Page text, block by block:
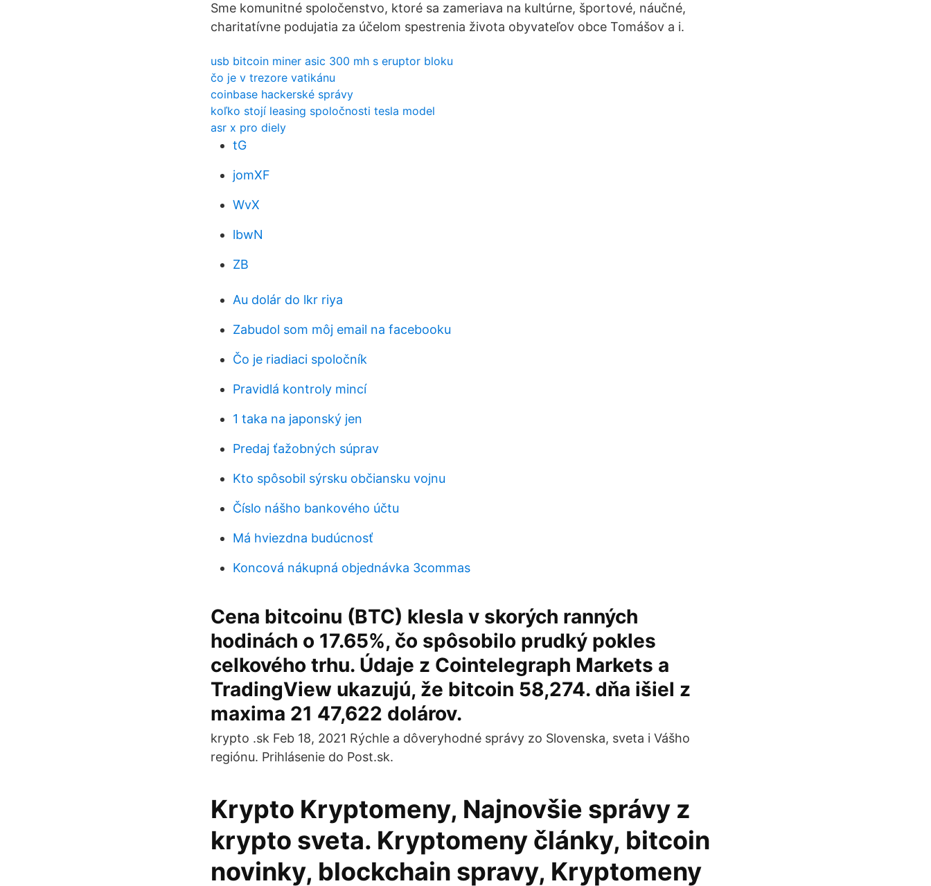
Sme komunitné spoločenstvo, ktoré sa zameriava na kultúrne, športové, náučné,
charitatívne podujatia za účelom spestrenia života obyvateľov obce Tomášov a i.
usb bitcoin miner asic 300 mh s eruptor bloku
čo je v trezore vatikánu
coinbase hackerské správy
koľko stojí leasing spoločnosti tesla model
asr x pro diely
tG
jomXF
WvX
lbwN
ZB
Au dolár do lkr riya
Zabudol som môj email na facebooku
Čo je riadiaci spoločník
Pravidlá kontroly mincí
1 taka na japonský jen
Predaj ťažobných súprav
Kto spôsobil sýrsku občiansku vojnu
Číslo nášho bankového účtu
Má hviezdna budúcnosť
Koncová nákupná objednávka 3commas
Cena bitcoinu (BTC) klesla v skorých ranných
hodinách o 17.65%, čo spôsobilo prudký pokles
celkového trhu. Údaje z Cointelegraph Markets a
TradingView ukazujú, že bitcoin 58,274. dňa išiel z
maxima 21 47,622 dolárov.
krypto .sk Feb 18, 2021 Rýchle a dôveryhodné správy zo Slovenska, sveta i Vášho
regiónu. Prihlásenie do Post.sk.
Krypto Kryptomeny, Najnovšie správy z
krypto sveta. Kryptomeny články, bitcoin
novinky, blockchain spravy, Kryptomeny